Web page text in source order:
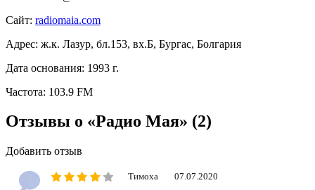
Сайт: radiomaia.com
Адрес: ж.к. Лазур, бл.153, вх.Б, Бургас, Болгария
Дата основания: 1993 г.
Частота: 103.9 FM
Отзывы о «Радио Мая» (2)
Добавить отзыв
Тимоха 07.07.2020